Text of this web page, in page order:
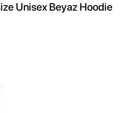
Unisex Beyaz Hoodie